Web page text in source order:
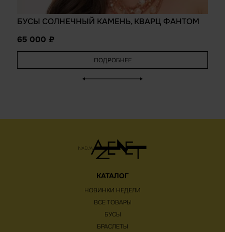
БУСЫ СОЛНЕЧНЫЙ КАМЕНЬ, КВАРЦ ФАНТОМ
65 000
ПОДРОБНЕЕ
КАТАЛОГ
НОВИНКИ НЕДЕЛИ
ВСЕ ТОВАРЫ
БУСЫ
БРАСЛЕТЫ